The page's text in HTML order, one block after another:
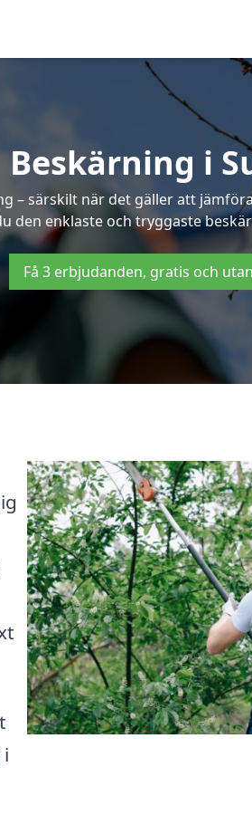
Beskärning i
– särskilt när det gäller att
den enklaste och tryggaste
Få 3 erbjudanden, gratis och